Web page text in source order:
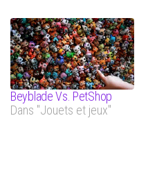
Beyblade Vs. PetShop
Dans "Jouets et jeux"